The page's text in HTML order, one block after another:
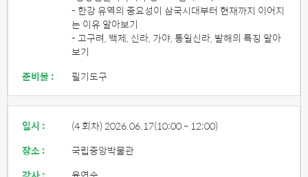
- 한강 유역의 중요성이 삼국시대부터 현재까지 이어지
는 이유 알아보기
- 고구려, 백제, 신라, 가야, 통일신라, 발해의 특징 알아
보기
준비물 :
필기도구
일시 : (4 회차) 2026.06.17(10:00 ~ 12:00)
장소 :
국립중앙박물관